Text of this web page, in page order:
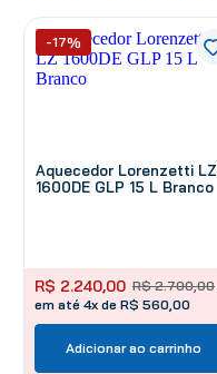
Aquecedor Lorenzetti LZ
1600DE GLP 15 L Branco
R$ 2.700,00
R$ 2.240,00
em até 4x de R$ 560,00
-17%
Adicionar ao carrinho